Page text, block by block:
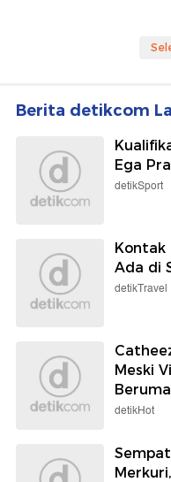
Berita detikcom
Ega
detikSport
Kontak
Ada di
detikTravel
Meski
detikHot